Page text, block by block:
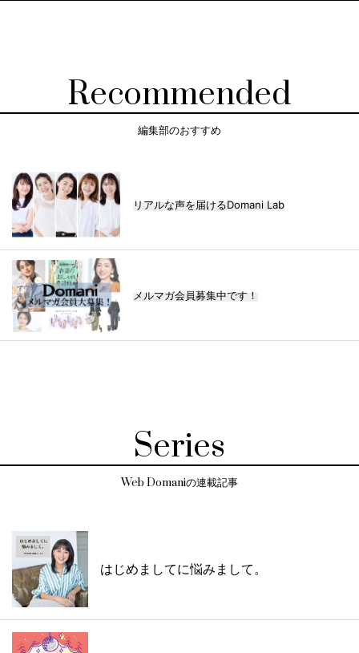
Recommended
編集部のおすすめ
リアルな声を届けるDomani Lab
メルマガ会員募集中です！
Series
Web Domaniの連載記事
はじめましてに悩みまして。